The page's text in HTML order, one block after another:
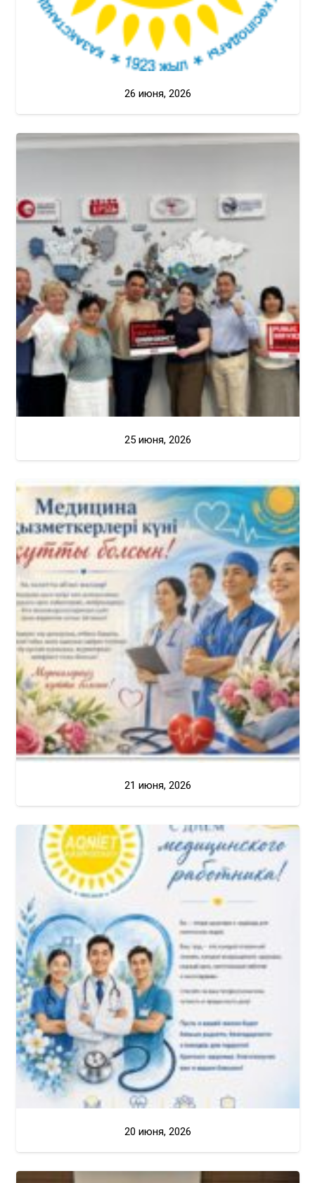
26 июня, 2026
25 июня, 2026
21 июня, 2026
20 июня, 2026